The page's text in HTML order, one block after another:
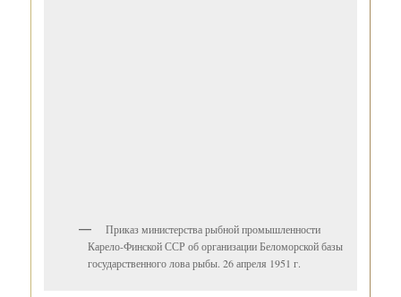
Приказ министерства рыбной промышленности
Карело-Финской ССР об организации Беломорской базы
государственного лова рыбы. 26 апреля 1951 г.